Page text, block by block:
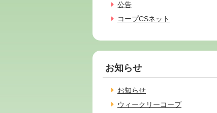
公告
コープCSネット
お知らせ
お知らせ
ウィークリーコープ